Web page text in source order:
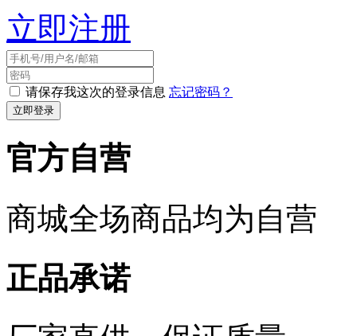
立即注册
请保存我这次的登录信息 忘记密码？
官方自营
商城全场商品均为自营
正品承诺